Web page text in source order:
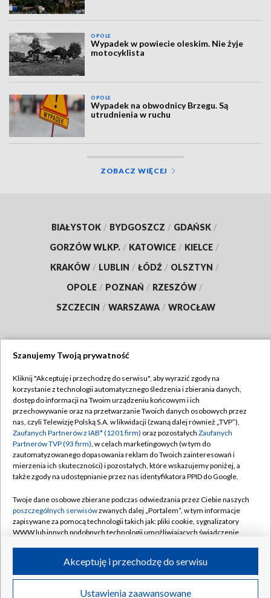
OPOLE
Wypadek w powiecie oleskim. Nie żyje
motocyklista
OPOLE
Wypadek na obwodnicy Brzegu. Są
utrudnienia w ruchu
ZOBACZ WIĘCEJ
BIAŁYSTOK / BYDGOSZCZ / GDAŃSK /
GORZÓW WLKP. / KATOWICE / KIELCE /
KRAKÓW / LUBLIN / ŁÓDŹ / OLSZTYN /
OPOLE / POZNAŃ / RZESZÓW /
SZCZECIN / WARSZAWA / WROCŁAW
TVP
Abonament TVP
Emisja w TVP
Centrum informacji TVP
Naziemna Telewizja Cyfrowa
Rada Programowa
System NOS
Informacje o nadawcy
Program dla prasy
Regulamin TVP
Polityka prywatności
Moje zgody
Pomoc
Kontakt
Kanały
©2026 Telewizja Polska S.A. w likwidacji
Szanujemy Twoją prywatność
Kliknij "Akceptuję i przechodzę do serwisu", aby wyrazić zgody na
korzystanie z technologii automatycznego śledzenia i zbierania danych,
dostęp do informacji na Twoim urządzeniu końcowym i ich
przechowywanie oraz na przetwarzanie Twoich danych osobowych przez
nas, czyli Telewizję Polską S.A. w likwidacji (zwaną dalej również „TVP”),
Zaufanych Partnerów z IAB* (1201 firm) oraz pozostałych Zaufanych
Partnerów TVP (93 firm), w celach marketingowych (w tym do
zautomatyzowanego dopasowania reklam do Twoich zainteresowań i
mierzenia ich skuteczności) i pozostałych, które wskazujemy poniżej, a
także zgody na udostępnianie przez nas identyfikatora PPID do Google.
Twoje dane osobowe zbierane podczas odwiedzania przez Ciebie naszych
poszczególnych serwisówzwanych dalej „Portalem”, w tym informacje
zapisywane za pomocą technologii takich jak: pliki cookie, sygnalizatory
WWW lub innych podobnych technologii umożliwiających świadczenie
ruchu w Internecie.
Twoje dane osobowe zbierane podczas odwiedzania przez Ciebie
Ustawienia zaawansowane
Akceptuję i przechodzę do serwisu